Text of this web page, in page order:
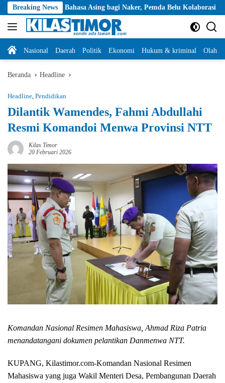
Langsung
ke
konten
Breaking News
Bahasa Asing bagi Naker, Pemda Belu Kolaborasi dengan Yayasan
HomeNasional Daerah Politik Ekonomi Hukum & kriminal
Beranda Headline
Headline, Pendidikan
Dilantik Wamendes, Fahmi Abdullahi
Resmi Komandoi Menwa Provinsi NTT
Kilas Timor
20 Februari 2026
Komandan Nasional Resimen Mahasiswa, Ahmad Riza Patria
menandatangani dokumen pelantikan Danmenwa NTT.
KUPANG, Kilastimor.com-Komandan Nasional Resimen
Mahasiswa yang juga Wakil Menteri Desa, Pembangunan Daerah